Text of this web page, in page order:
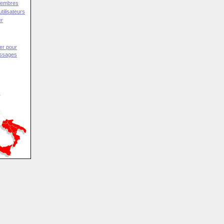
pour